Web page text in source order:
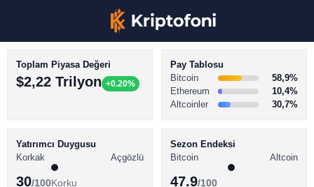
BİTCOİN HABERLERİ
ALTCOİN HABERLERİ
Toplam Piyasa Değeri
$2,22 Trilyon +0.20%
Pay Tablosu
Bitcoin
58,9%
Ethereum
10,4%
Altcoinler
30,7%
Yatırımcı Duygusu
Korkak
Açgözlü
30/100Korku
Sezon Endeksi
Bitcoin
Altcoin
47.9/100